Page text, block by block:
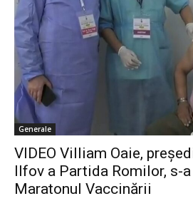
Generale
VIDEO Villiam Oaie,
Ilfov a Partida Romilor, s-
Maratonul Vaccinării